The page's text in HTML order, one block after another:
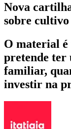
Nova
sobre
O material
pretende ter
familiar,
investir na